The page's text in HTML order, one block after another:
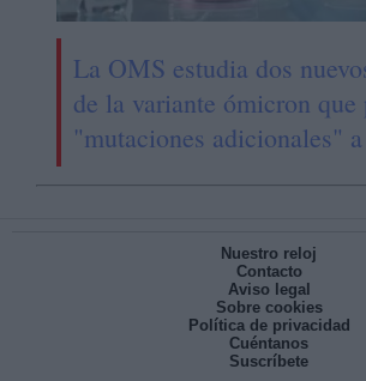
La OMS estudia dos
de la variante ómicron que
"mutaciones adicionales"
Nuestro reloj
Contacto
Aviso legal
Sobre cookies
Política de privacidad
Cuéntanos
Suscríbete